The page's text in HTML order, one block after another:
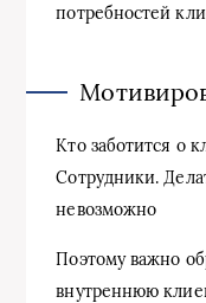
потребностей
Кто заботится о
Сотрудники.
невозможно
Поэтому важно
внутреннюю